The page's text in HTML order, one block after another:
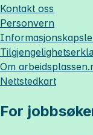
Kontakt oss
Personvern
Om
Nettstedkart
For